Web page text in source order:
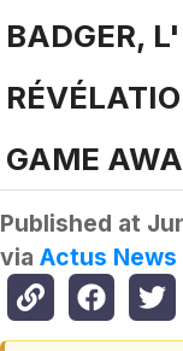
BADGER,
GAME
Published at
via Actus News